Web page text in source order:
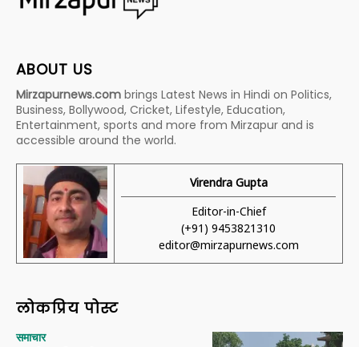
ABOUT US
Mirzapurnews.com brings Latest News in Hindi on Politics,
Business, Bollywood, Cricket, Lifestyle, Education,
Entertainment, sports and more from Mirzapur and is
accessible around the world.
Virendra Gupta
Editor-in-Chief
(+91) 9453821310
editor@mirzapurnews.com
लोकप्रिय पोस्ट
समाचार